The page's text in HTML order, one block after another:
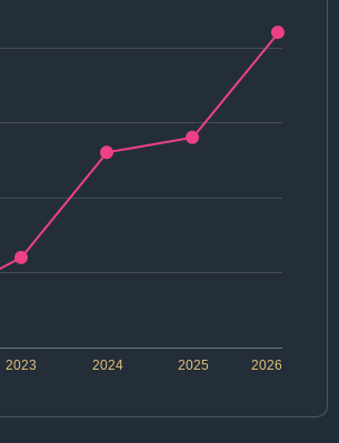
2024 2026
2023 2025